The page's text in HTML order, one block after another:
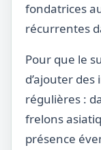
fondatrices
récurrentes
Pour que le
d’ajouter
régulières :
frelons
présence